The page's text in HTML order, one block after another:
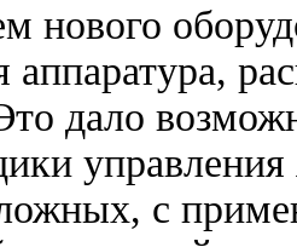
нового
аппаратура,
дало
с